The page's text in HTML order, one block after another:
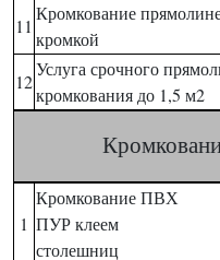
11
Кромкование
кромкой
12
Услуга срочного
кромкования до 1,5 м2
1
Кромкование ПВХ
ПУР клеем
столешниц